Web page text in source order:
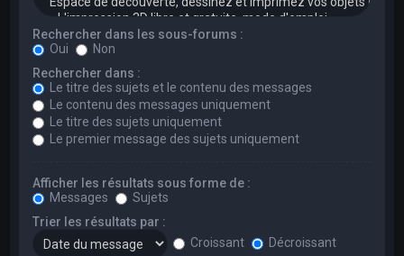
Rechercher dans les sous-forums :
Oui
Non
Rechercher dans :
Le titre des sujets et le contenu des messages
Le contenu des messages uniquement
Le titre des sujets uniquement
Le premier message des sujets uniquement
Afficher les résultats sous forme de :
Messages
Sujets
Trier les résultats par :
Croissant
Décroissant